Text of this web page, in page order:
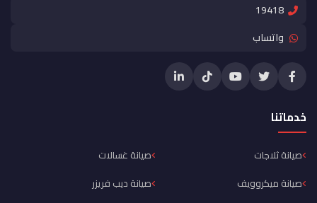
19418
واتساب
خدماتنا
صيانة ثلاجات
صيانة غسالات
صيانة ميكروويف
صيانة ديب فريزر